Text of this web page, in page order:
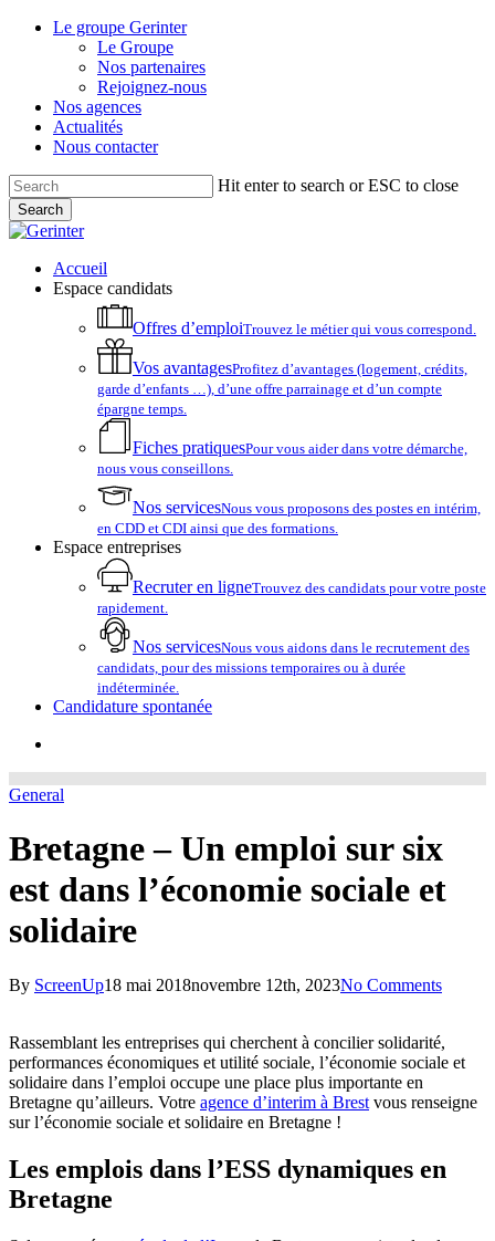
Skip
Le groupe Gerinter
Le Groupe
Nos partenaires
Rejoignez-nous
Nos agences
Actualités
Nous contacter
Hit enter to search or ESC to close
Search
Close
account
Menu
Accueil
Espace candidats
Offres d’emploiTrouvez le métier qui vous correspond.
Vos avantagesProfitez d’avantages (logement, crédits,
garde d’enfants …), d’une offre parrainage et d’un compte
épargne temps.
Fiches pratiquesPour vous aider dans votre démarche,
nous vous conseillons.
Nos servicesNous vous proposons des postes en intérim,
en CDD et CDI ainsi que des formations.
Espace entreprises
Recruter en ligneTrouvez des candidats pour votre poste
rapidement.
Nos servicesNous vous aidons dans le recrutement des
candidats, pour des missions temporaires ou à durée
indéterminée.
Candidature spontanée
General
Bretagne – Un emploi sur six
est dans l’économie sociale et
solidaire
By ScreenUp18 mai 2018novembre 12th, 2023No Comments
Rassemblant les entreprises qui cherchent à concilier solidarité,
performances économiques et utilité sociale, l’économie sociale et
solidaire dans l’emploi occupe une place plus importante en
Bretagne qu’ailleurs. Votre agence d’interim à Brest vous renseigne
sur l’économie sociale et solidaire en Bretagne !
Les emplois dans l’ESS dynamiques en
Bretagne